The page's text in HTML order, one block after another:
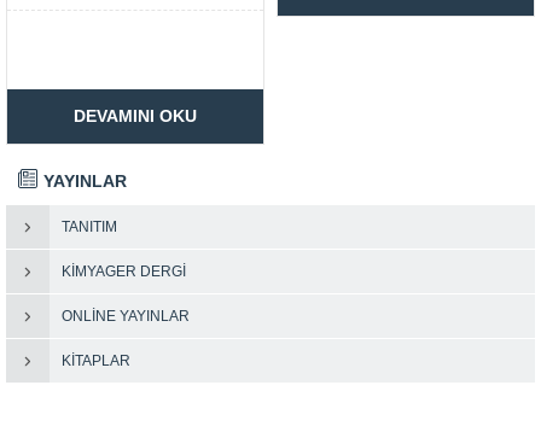
DEVAMINI OKU
YAYINLAR
TANITIM
KIMYAGER DERGI
ONLINE YAYINLAR
KITAPLAR